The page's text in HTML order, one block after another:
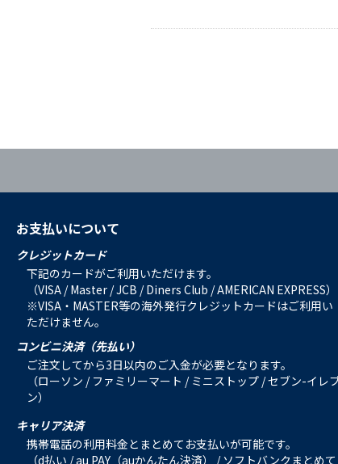
お支払いについて
クレジットカード
下記のカードがご利用いただけます。
（VISA / Master / JCB / Diners Club / AMERICAN EXPRESS）
※VISA・MASTER等の海外発行クレジットカードはご利用い
ただけません。
コンビニ決済（先払い）
ご注文してから3日以内のご入金が必要となります。
（ローソン / ファミリーマート / ミニストップ / セブン-イレ
ン）
キャリア決済
携帯電話の利用料金とまとめてお支払いが可能です。
（d払い / au PAY（auかんたん決済） / ソフトバンクまとめて